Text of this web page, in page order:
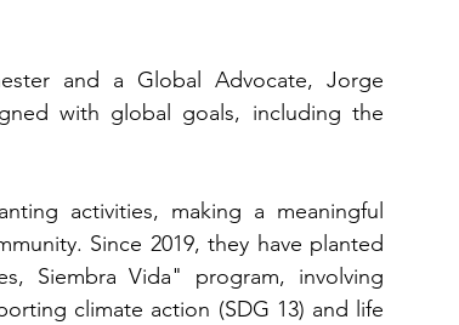
and a Global Advocate, Jorge
with global goals, including the
activities, making a meaningful
Since 2019, they have planted
Siembra Vida" program, involving
climate action (SDG 13) and life